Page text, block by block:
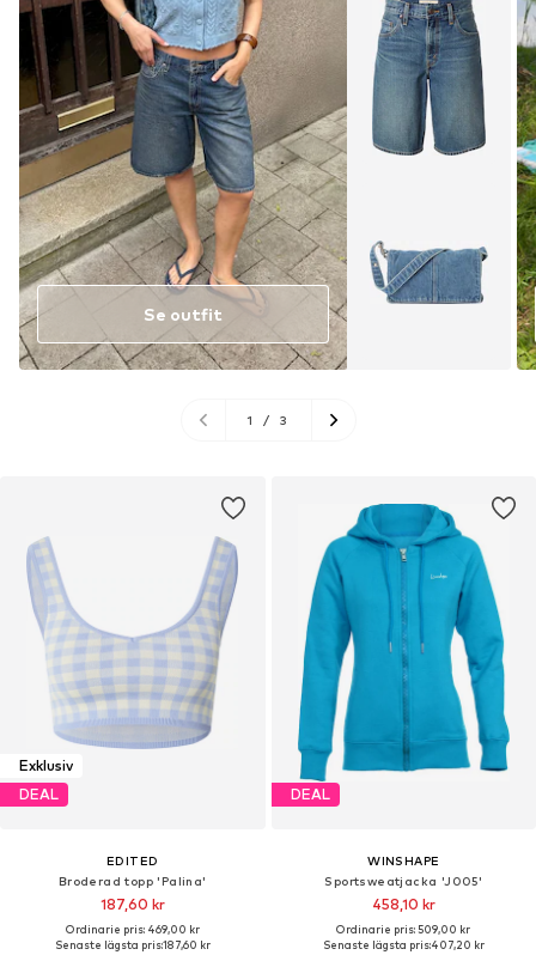
Exklusiv
DEAL
EDITED
Broderad topp 'Palina'
187,60 kr
Ordinarie pris: 469,00 kr
Senaste lägsta pris:187,60 kr
Se outfit
1 / 3
DEAL
WINSHAPE
Sportsweatjacka 'J005'
458,10 kr
Ordinarie pris: 509,00 kr
Senaste lägsta pris:407,20 kr